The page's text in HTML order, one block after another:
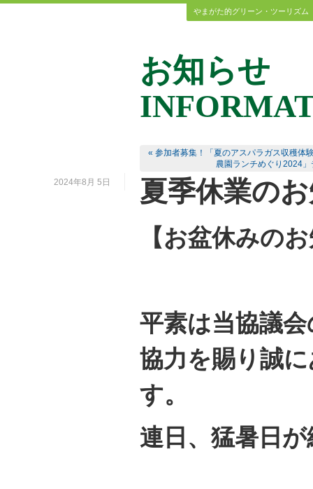
お知らせ
やまがた的グリーン・ツーリズム
« 参加者募集！「夏のアスパラガス収穫体
農園ランチめぐり2024
2024年8月 5日
夏季休業の
【お盆休みの
平素は当協議
協力を賜り誠
す。
連日、猛暑日